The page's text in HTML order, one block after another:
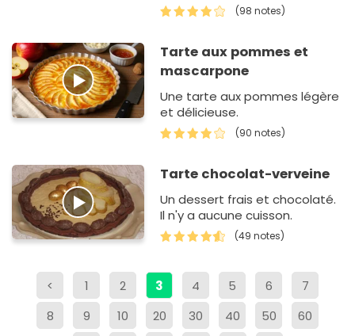
(98 notes)
Tarte aux pommes et
mascarpone
Une tarte aux pommes légère
et délicieuse.
(90 notes)
Tarte chocolat-verveine
Un dessert frais et chocolaté.
Il n'y a aucune cuisson.
(49 notes)
< 1 2 3 4 5 6
7
8
9 10 20 30 40 50
60